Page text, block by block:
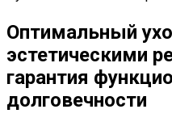
Оптимальный
эстетическими
гарантия
долговечности